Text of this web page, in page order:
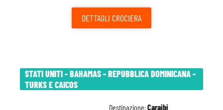
DETTAGLI CROCIERA
STATI UNITI - BAHAMAS - REPUBBLICA DOMINICANA -
TURKS E CAICOS
Destinazione:Caraibi